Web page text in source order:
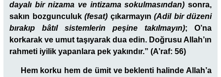
dayalı bir nizama ve intizama sokulmasından) sonra,
sakın bozgunculuk (fesat) çıkarmayın (Adil bir düzeni
bırakıp bâtıl sistemlerin peşine takılmayın); O’na
korkarak ve umut taşıyarak dua edin. Doğrusu Allah’ın
rahmeti iyilik yapanlara pek yakındır.” (A’raf: 56)
Hem korku hem de ümit ve beklenti halinde Allah’a